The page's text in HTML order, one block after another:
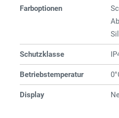
Farboptionen
Schutzklasse
Betriebstemperatur
Display